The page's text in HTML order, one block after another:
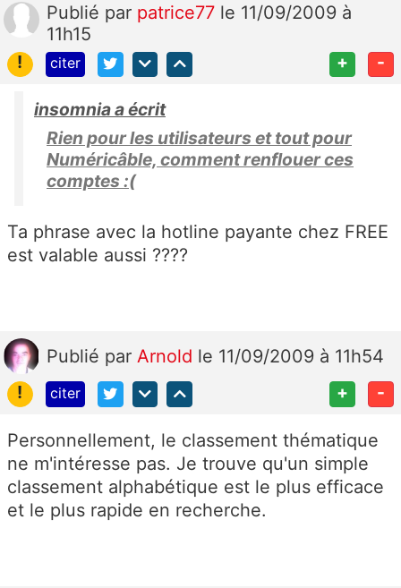
Publié par patrice77 le 11/09/2009 à
11h15
!
citer + -
insomnia a écrit
Rien pour les utilisateurs et tout pour
Numéricâble, comment renflouer ces
comptes :(
Ta phrase avec la hotline payante chez FREE
est valable aussi ????
Publié par Arnold le 11/09/2009 à 11h54
!
citer + -
Personnellement, le classement thématique
ne m'intéresse pas. Je trouve qu'un simple
classement alphabétique est le plus efficace
et le plus rapide en recherche.